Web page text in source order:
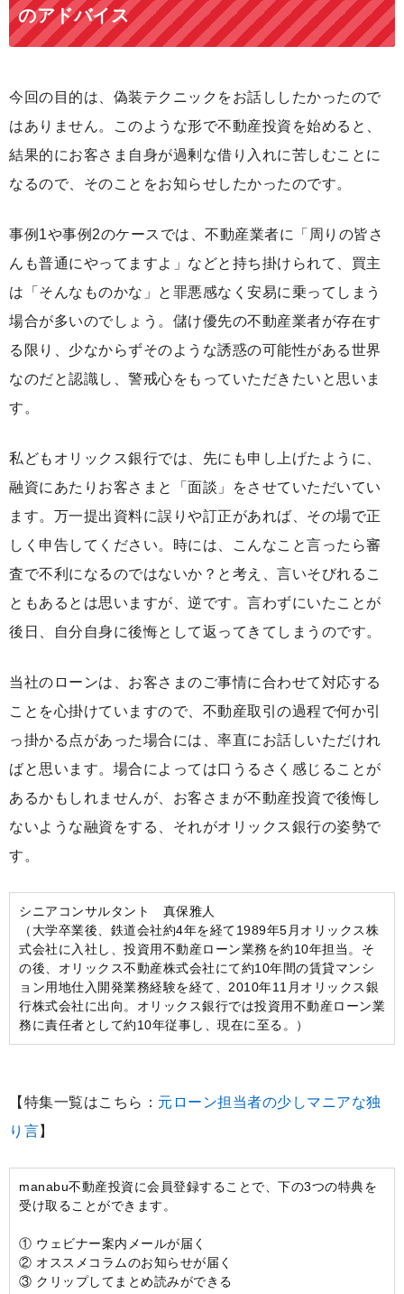
のアドバイス
今回の目的は、偽装テクニックをお話ししたかったので
はありません。このような形で不動産投資を始めると、
結果的にお客さま自身が過剰な借り入れに苦しむことに
なるので、そのことをお知らせしたかったのです。
事例1や事例2のケースでは、不動産業者に「周りの皆さ
んも普通にやってますよ」などと持ち掛けられて、買主
は「そんなものかな」と罪悪感なく安易に乗ってしまう
場合が多いのでしょう。儲け優先の不動産業者が存在す
る限り、少なからずそのような誘惑の可能性がある世界
なのだと認識し、警戒心をもっていただきたいと思いま
す。
私どもオリックス銀行では、先にも申し上げたように、
融資にあたりお客さまと「面談」をさせていただいてい
ます。万一提出資料に誤りや訂正があれば、その場で正
しく申告してください。時には、こんなこと言ったら審
査で不利になるのではないか？と考え、言いそびれるこ
ともあるとは思いますが、逆です。言わずにいたことが
後日、自分自身に後悔として返ってきてしまうのです。
当社のローンは、お客さまのご事情に合わせて対応する
ことを心掛けていますので、不動産取引の過程で何か引
っ掛かる点があった場合には、率直にお話しいただけれ
ばと思います。場合によっては口うるさく感じることが
あるかもしれませんが、お客さまが不動産投資で後悔し
ないような融資をする、それがオリックス銀行の姿勢で
す。
シニアコンサルタント 真保雅人
（大学卒業後、鉄道会社約4年を経て1989年5月オリックス株
式会社に入社し、投資用不動産ローン業務を約10年担当。そ
の後、オリックス不動産株式会社にて約10年間の賃貸マンシ
ョン用地仕入開発業務経験を経て、2010年11月オリックス銀
行株式会社に出向。オリックス銀行では投資用不動産ローン業
務に責任者として約10年従事し、現在に至る。）
【特集一覧はこちら： 元ローン担当者の少しマニアな独
り言】
manabu不動産投資に会員登録することで、下の3つの特典を
受け取ることができます。
① ウェビナー案内メールが届く
② オススメコラムのお知らせが届く
③ クリップしてまとめ読みができる